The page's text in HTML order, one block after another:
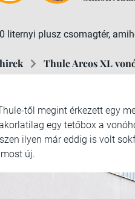
liternyi plusz csomagtér,
Thule Arcos XL
től megint érkezett egy
egy tetőbox a
ilyen már eddig is volt
új.